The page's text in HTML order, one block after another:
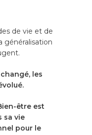
de vie et de
généralisation
les
être est
sa vie
pour le